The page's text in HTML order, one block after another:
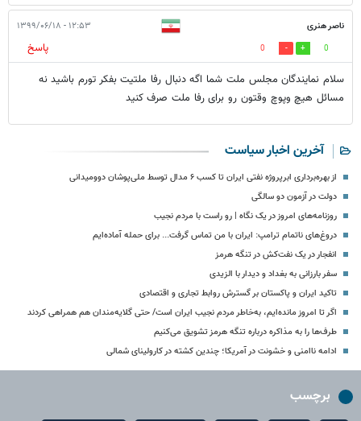
ناصر هنری ۱۲:۵۳ - ۱۳۹۹/۰۶/۱۸
0
0
پاسخ
سلام نمایندگان مجلس ملت شما اگه دنبال رفا ملتیت بفکر تورم باشید نه
مسائل هیچ وپوچ وقتون رو برای رفا ملت صرف کنید
آخرین اخبار سیاست
از بهره‌برداری ابرپروژه نفتی ایران تا کسب ۶ مدال توسط ملی‌پوشان دوومیدانی
دولت در آزمون دو سالگی
روزنامه‌های امروز در یک نگاه | رو راست با مردم نجیب
دروغ‌های ناتمام ترامپ: ایران با من تماس گرفت... برای حمله آماده‌ایم
انفجار در یک نفت‌کش در تنگه هرمز
سفر بارزانی به بغداد و دیدار با الزیدی
تاکید ایران و پاکستان بر گسترش روابط تجاری و اقتصادی
اگر تا امروز مانده‌ایم، به‌خاطر مردم نجیب ایران است/ حتی گلایه‌مندان هم همراهی کردند
طرف‌ها را به مذاکره درباره تنگه هرمز تشویق می‌کنیم
ادامه ناامنی و خشونت در آمریکا؛ چندین کشته در کارولینای شمالی
برچسب